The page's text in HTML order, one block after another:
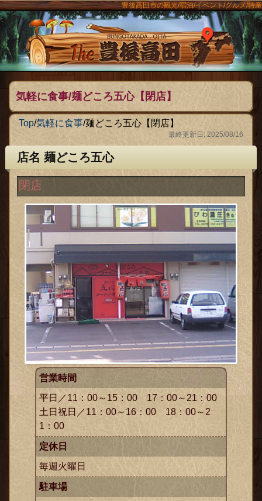
豊後高田市の観光/宿泊/イベント/グルメ/特産
The豊後
気軽に食事/麺どころ五心【閉店】
Top/気軽に食事/麺どころ五心【閉店】
最終更新日: 2025/08/16
店名 麺どころ五心
閉店
営業時間
平日／11：00～15：00 17：00～21：00
土日祝日／11：00～16：00 18：00～2
1：00
定休日
毎週火曜日
駐車場
メニュー